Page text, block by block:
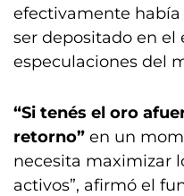
efectivamente había
ser depositado en el
especulaciones del
“Si tenés el oro
retorno” en un
necesita maximizar
activos”, afirmó el